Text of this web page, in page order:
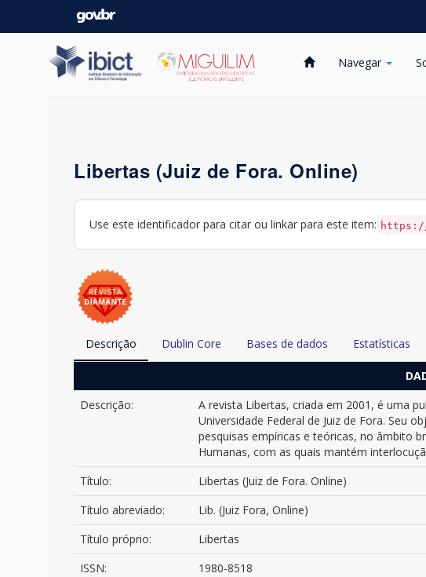
Navegar
Libertas (Juiz de Fora. Online)
Use este identificador para citar ou linkar para este item:
Descrição Dublin Core Bases de dados Estatísticas
Descrição:
A revista Libertas, criada em 2001, é uma
Universidade Federal de Juiz de Fora. Seu
pesquisas empíricas e teóricas, no âmbito
Humanas, com as quais mantém
Título:
Libertas (Juiz de Fora. Online)
Título abreviado:
Lib. (Juiz Fora, Online)
Título próprio:
Libertas
ISSN:
1980-8518